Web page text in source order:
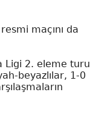
maçını da
Ligi 2. eleme turu
beyazlılar, 1-0